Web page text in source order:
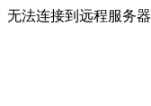
无法连接到远程服务器